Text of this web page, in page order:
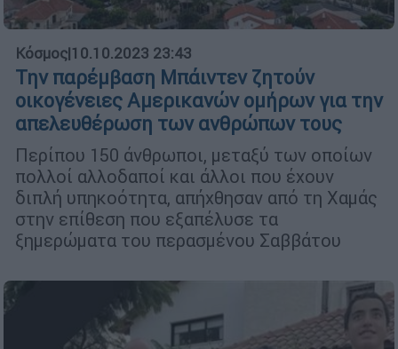
Κόσμος|10.10.2023 23:43
Την παρέμβαση Μπάιντεν ζητούν
οικογένειες Αμερικανών ομήρων για την
απελευθέρωση των ανθρώπων τους
Περίπου 150 άνθρωποι, μεταξύ των οποίων
πολλοί αλλοδαποί και άλλοι που έχουν
διπλή υπηκοότητα, απήχθησαν από τη Χαμάς
στην επίθεση που εξαπέλυσε τα
ξημερώματα του περασμένου Σαββάτου